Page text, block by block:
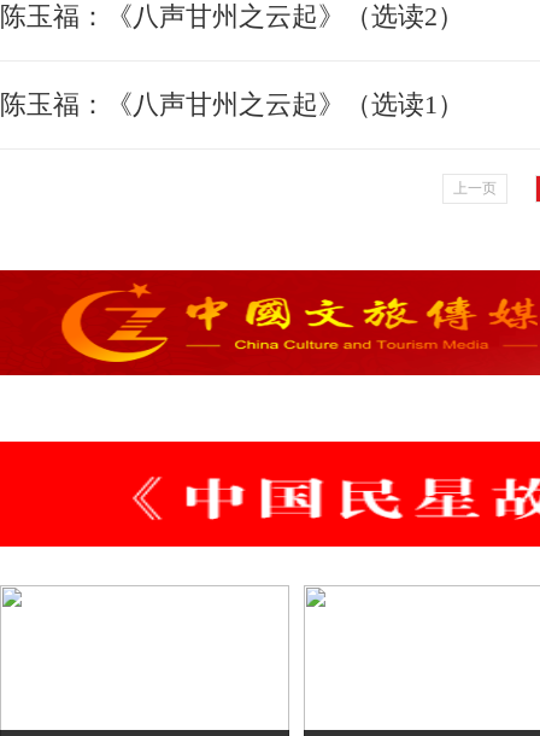
陈玉福：《八声甘州之云起》（选读2）
陈玉福：《八声甘州之云起》（选读1）
上一页